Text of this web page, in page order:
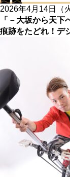
2026年4月14日（
「－大坂から天
痕跡をたどれ！デ